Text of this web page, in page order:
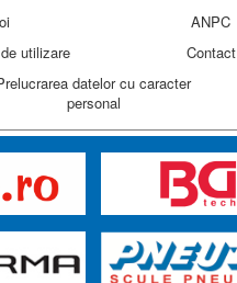
ANPC
utilizare
Contact
datelor cu caracter
personal